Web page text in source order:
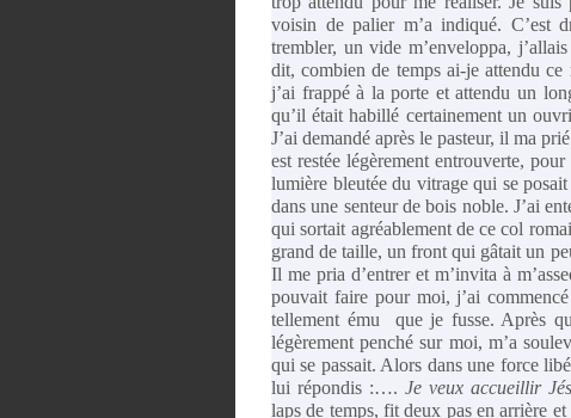
voisin de palier m’a indiqué. C’est
trembler, un vide m’enveloppa,
dit, combien de temps ai-je attendu
j’ai frappé à la porte et attendu un
qu’il était habillé certainement un
J’ai demandé après le pasteur, il ma
est restée légèrement entrouverte,
lumière bleutée du vitrage qui se
dans une senteur de bois noble. J’ai
qui sortait agréablement de ce col
grand de taille, un front qui gâtait un
Il me pria d’entrer et m’invita à
pouvait faire pour moi, j’ai
tellement ému que je fusse. Après
légèrement penché sur moi, m’a
qui se passait. Alors dans une force
lui répondis :….Je veux accueillir
laps de temps, fit deux pas en arrière